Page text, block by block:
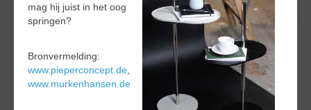
mag hij juist in het oog
springen?
Bronvermelding:
www.pieperconcept.de
www.murkenhansen.de